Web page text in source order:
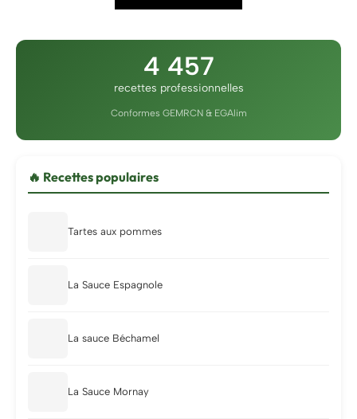
4 457
recettes professionnelles
Conformes GEMRCN & EGAlim
🔥 Recettes populaires
Tartes aux pommes
La Sauce Espagnole
La sauce Béchamel
La Sauce Mornay